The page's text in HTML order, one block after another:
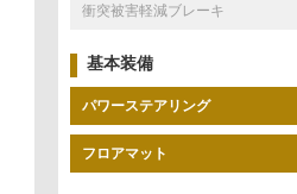
衝突被害軽減ブレーキ
基本装備
パワーステアリング
フロアマット